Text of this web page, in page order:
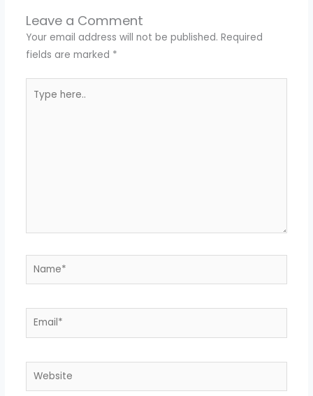
Leave a Comment
Your email address will not be published. Required
fields are marked *
here..
Name*
Email*
Website